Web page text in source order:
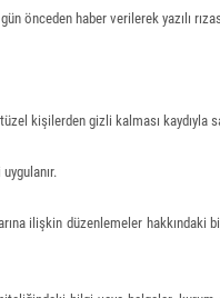
önceden haber verilerek yazılı
kişilerden gizli kalması kaydıyla
düzenlemeler hakkındaki